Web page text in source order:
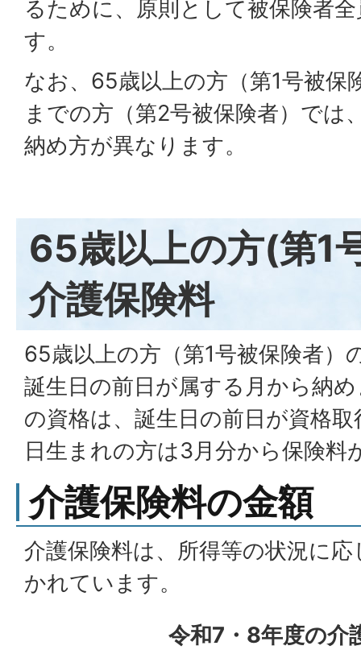
るために、原則として被保険者
す。
なお、65歳以上の方（第1号被
までの方（第2号被保険者）では
納め方が異なります。
65歳以上の方(第1
介護保険料
65歳以上の方（第1号被保険者）
誕生日の前日が属する月から納
の資格は、誕生日の前日が資格
日生まれの方は3月分から保険料
介護保険料の金額
介護保険料は、所得等の状況に
かれています。
令和7・8年度の介